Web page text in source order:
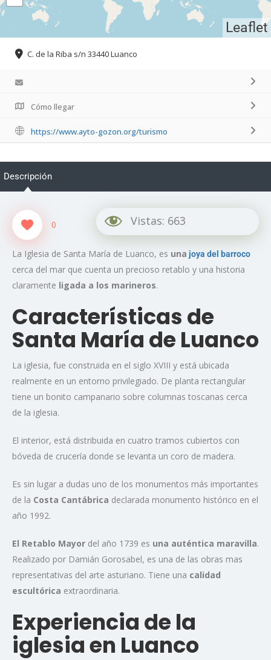
Leaflet
C. de la Riba s/n 33440 Luanco
Cómo llegar
https://www.ayto-gozon.org/turismo
Descripción
0 Vistas: 663
La Iglesia de Santa María de Luanco, es una joya del barroco
cerca del mar que cuenta un precioso retablo y una historia
claramente ligada a los marineros.
Características de
Santa María de Luanco
La iglesia, fue construida en el siglo XVIII y está ubicada
realmente en un entorno privilegiado. De planta rectangular
tiene un bonito campanario sobre columnas toscanas cerca
de la iglesia.
El interior, está distribuida en cuatro tramos cubiertos con
bóveda de crucería donde se levanta un coro de madera.
Es sin lugar a dudas uno de los monumentos más importantes
de la Costa Cantábrica declarada monumento histórico en el
año 1992.
El Retablo Mayor del año 1739 es una auténtica maravilla.
Realizado por Damián Gorosabel, es una de las obras mas
representativas del arte asturiano. Tiene una calidad
escultórica extraordinaria.
Experiencia de la
iglesia en Luanco